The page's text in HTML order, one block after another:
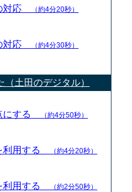
対応 （約4分20秒）
対応 （約4分30秒）
（土田のデジタル）
にする （約4分50秒）
利用する （約4分20秒）
利用する （約2分50秒）